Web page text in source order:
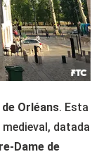
Orléans. Esta
datada
Dame de